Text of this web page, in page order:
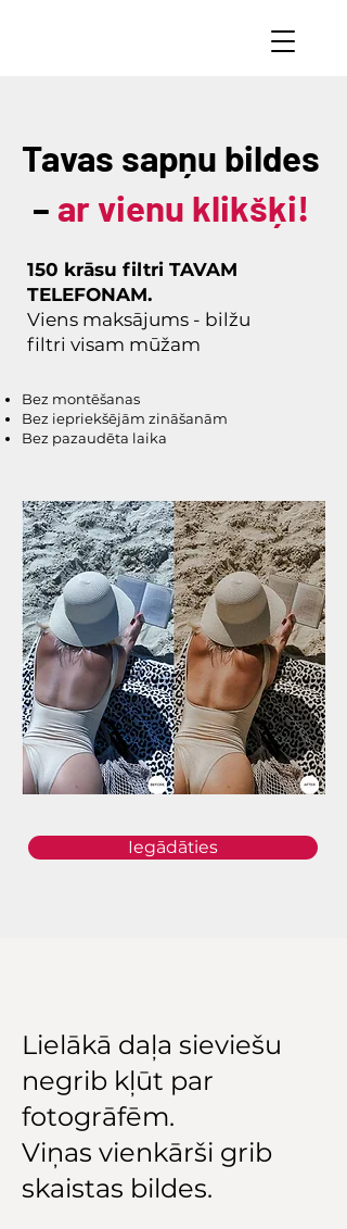
Tavas sapņu bildes
– ar vienu klikšķi!
150 krāsu filtri TAVAM
TELEFONAM.
Viens maksājums - bilžu
filtri visam mūžam
Bez montēšanas
Bez iepriekšējām zināšanām
Bez pazaudēta laika
Iegādāties
Lielākā daļa sieviešu
negrib kļūt par
fotogrāfēm.
Viņas vienkārši grib
skaistas bildes.